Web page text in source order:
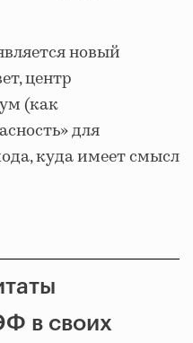
новый
центр
(как
для
куда имеет смысл
в своих